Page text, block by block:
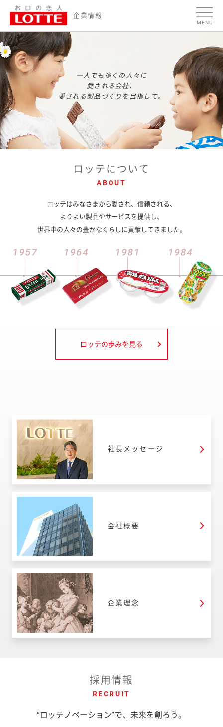
企
業
情
報
企業情報
MENU
一人でも多くの人々に
愛される会社、
愛される製品づくりを目指して。
ロッテについて
ABOUT
ロッテはみなさまから愛され、信頼される、
よりよい製品やサービスを提供し、
世界中の人々の豊かなくらしに貢献してきました。
ロッテの歩みを見る
社長メッセージ
会社概要
企業理念
採用情報
RECRUIT
“ロッテノベーション”で、未来を創ろう。